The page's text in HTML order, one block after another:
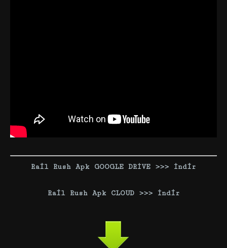
Rail Rush Apk GOOGLE DRİVE >>> İndir
Rail Rush Apk CLOUD >>> İndir